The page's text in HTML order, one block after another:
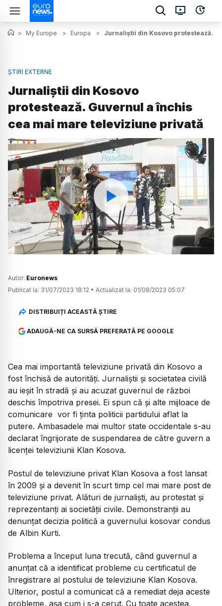
> My Europe > Europa > Jurnaliștii din Kosovo protestează.
ȘTIRI EXTERNE
Jurnaliștii din Kosovo
protestează. Guvernul a închis
cea mai mare televiziune privată
Watch
Autor: Euronews
Publicat la: 31/07/2023 18:12 • Actualizat la: 01/08/2023 05:07
DISTRIBUIȚI ACEASTĂ ȘTIRE
ADAUGĂ-NE CA SURSĂ PREFERATĂ PE GOOGLE
Cea mai importantă televiziune privată din Kosovo a
fost închisă de autorități. Jurnaliștii și societatea civilă
au ieșit în stradă și au acuzat guvernul de război
deschis împotriva presei. Ei spun că şi alte mijloace de
comunicare vor fi ţinta politicii partidului aflat la
putere. Ambasadele mai multor state occidentale s-au
declarat îngrijorate de suspendarea de către guvern a
licenţei televiziunii Klan Kosova.
Postul de televiziune privat Klan Kosova a fost lansat
în 2009 şi a devenit în scurt timp cel mai mare post de
televiziune privat. Alături de jurnaliști, au protestat și
reprezentanți ai societății civile. Demonstranții au
denunțat decizia politică a guvernului kosovar condus
de Albin Kurti.
Problema a început luna trecută, când guvernul a
anunţat că a identificat probleme cu certificatul de
înregistrare al postului de televiziune Klan Kosova.
Ulterior, postul a comunicat că a remediat deja aceste
probleme, aşa cum i s-a cerut. Cu toate acestea,